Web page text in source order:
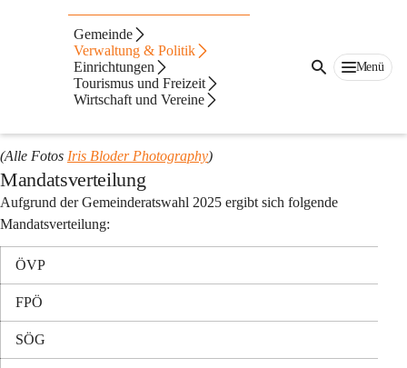
Gemeinde
Verwaltung & Politik
Einrichtungen
Tourismus und Freizeit
Wirtschaft und Vereine
Menü
Gemeinderat
Im Bild die anwesenden Gemeinderatsmitglieder bei der
Angelobung von neuen Gemeinderätinnen und Gemeinderäten
(Alle Fotos Iris Bloder Photography)
Mandatsverteilung
Aufgrund der Gemeinderatswahl 2025 ergibt sich folgende
Mandatsverteilung:
ÖVP
FPÖ
SÖG